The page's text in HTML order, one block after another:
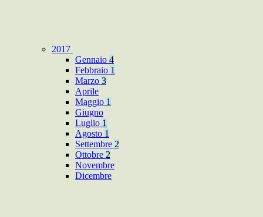
2017
Gennaio 4
Febbraio 1
Marzo 3
Aprile
Maggio 1
Giugno
Luglio 1
Agosto 1
Settembre 2
Ottobre 2
Novembre
Dicembre